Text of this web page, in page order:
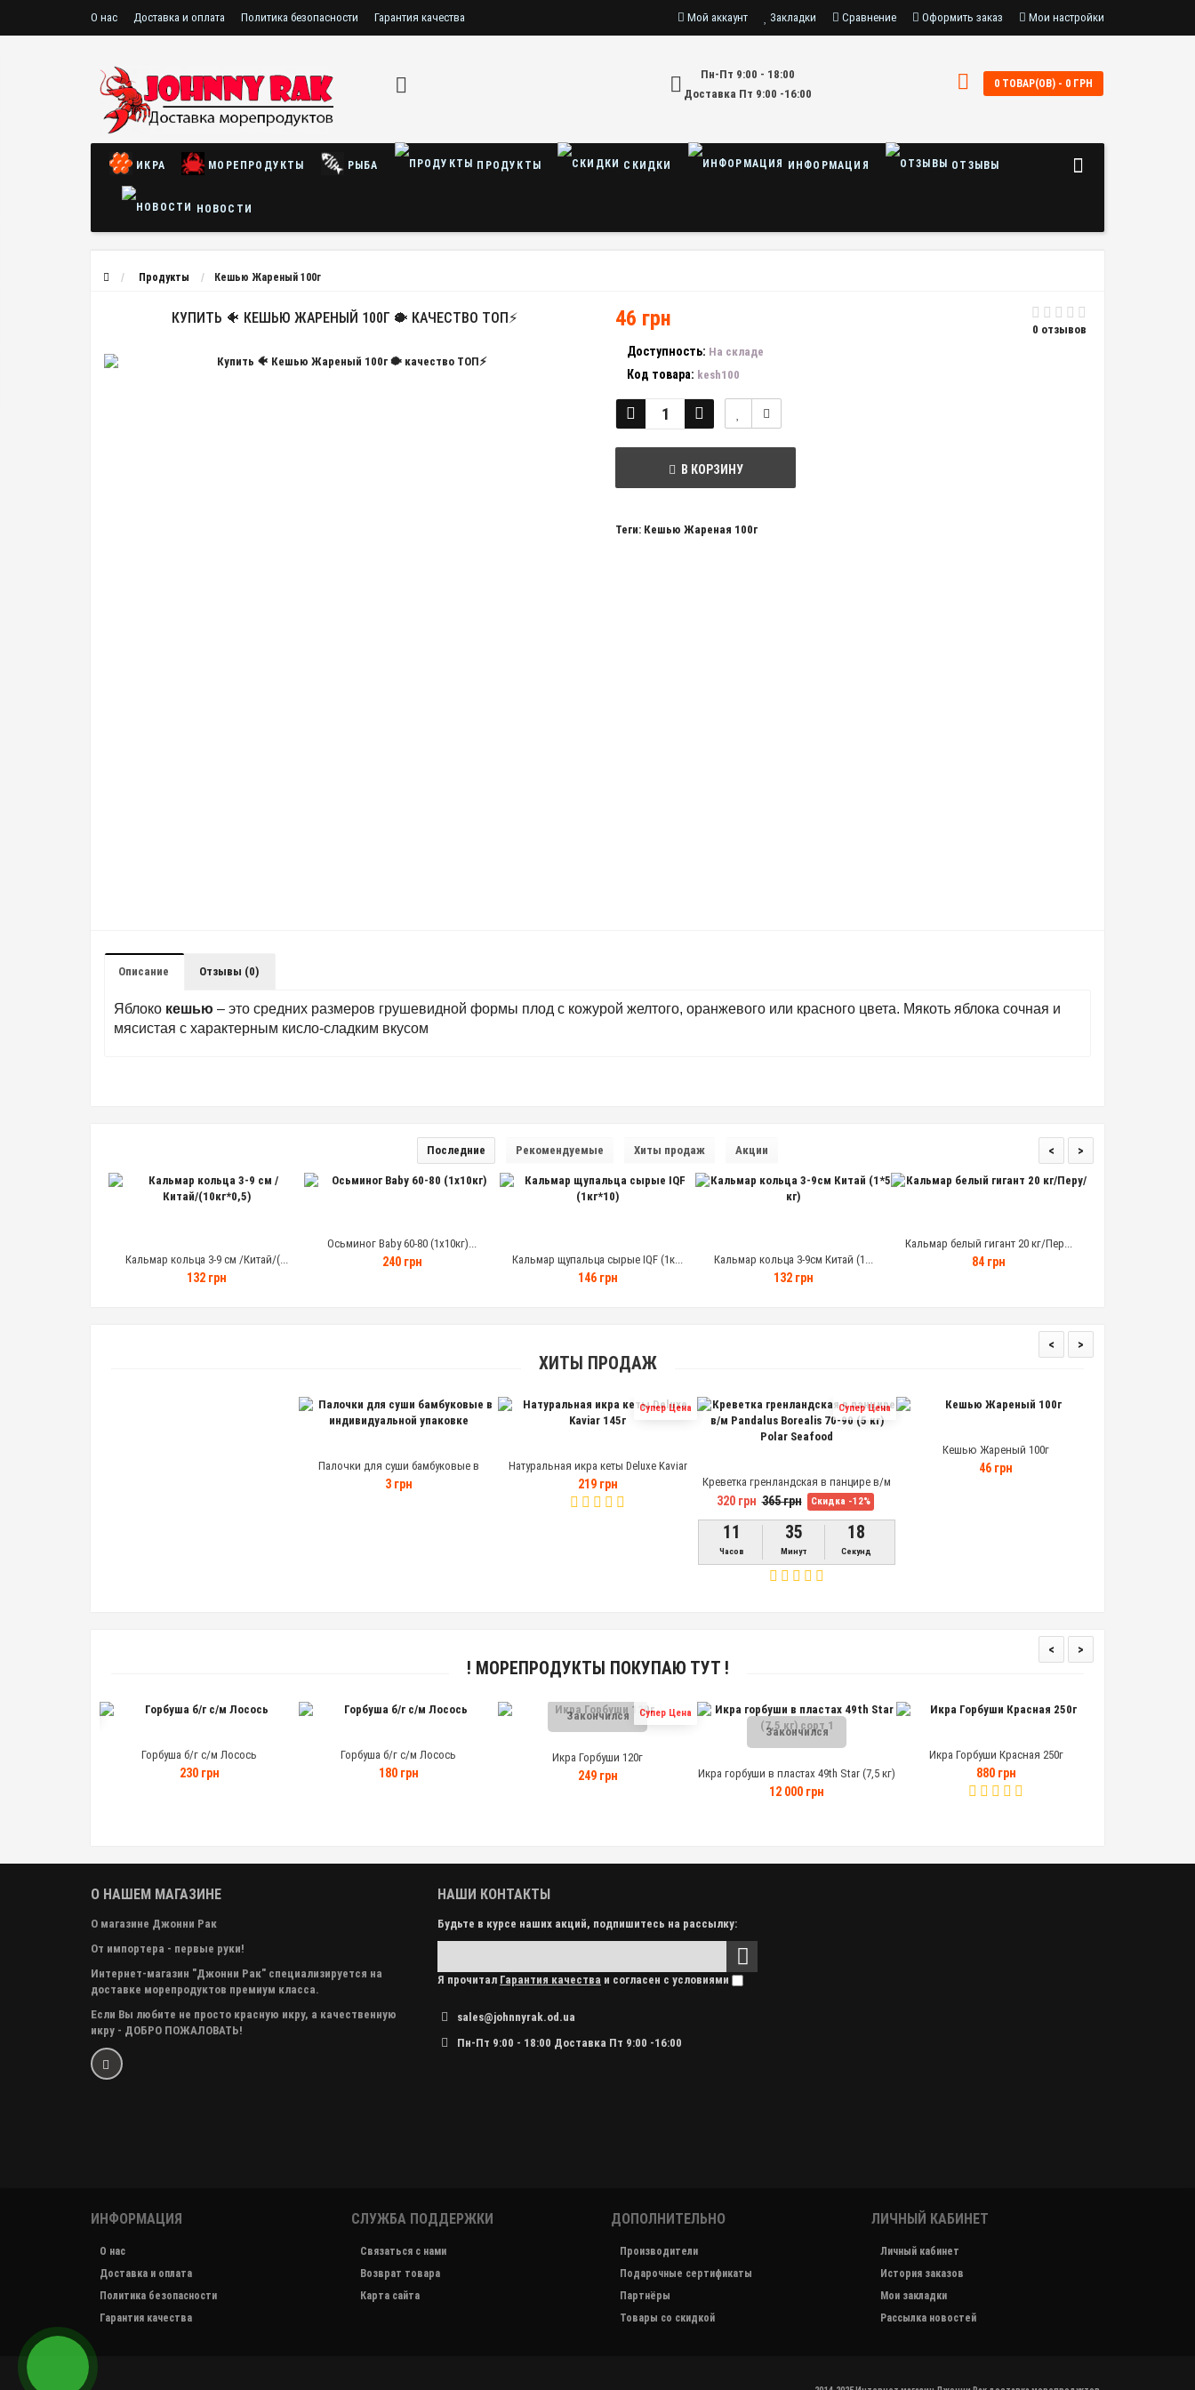
О нас Доставка и оплата Политика безопасности Гарантия качества Мой аккаунт Закладки Сравнение Оформить заказ Мои настройки
Пн-Пт 9:00 - 18:00
Доставка Пт 9:00 -16:00
0 ТОВАР(ОВ) - 0 ГРН
ИКРА МОРЕПРОДУКТЫ РЫБА ПРОДУКТЫ СКИДКИ ИНФОРМАЦИЯ ОТЗЫВЫ
НОВОСТИ
Продукты Кешью Жареный 100г
КУПИТЬ 🐠 КЕШЬЮ ЖАРЕНЫЙ 100Г 🐡 КАЧЕСТВО ТОП⚡
0 отзывов
46 грн
Доступность: На складе
Код товара: kesh100
В КОРЗИНУ
Теги: Кешью Жареная 100г
Описание Отзывы (0)
Яблоко кешью – это средних размеров грушевидной формы плод с кожурой желтого, оранжевого или красного цвета. Мякоть яблока сочная и
мясистая с характерным кисло-сладким вкусом
Последние Рекомендуемые Хиты продаж Акции
Кальмар кольца 3-9 см /Китай/(...
132 грн
Осьминог Baby 60-80 (1х10кг)...
240 грн Кальмар щупальца сырые IQF (1к...
146 грн
Кальмар кольца 3-9см Китай (1...
132 грн
Кальмар белый гигант 20 кг/Пер...
84 грн
< >
ХИТЫ ПРОДАЖ
Палочки для суши бамбуковые в
индивидуальной упаковке
3 грн
Супер Цена
Натуральная икра кеты Deluxe Kaviar
145г
219 грн
Супер Цена
Креветка гренландская в панцире в/м
Pandalus Borealis 70-90 (5 кг) Polar
Seafood
320 грн 365 грн Скидка -12%
11
Часов
35
Минут
18
Секунд
Кешью Жареный 100г
46 грн
< >
! МОРЕПРОДУКТЫ ПОКУПАЮ ТУТ !
Горбуша б/г с/м Лосось
230 грн
Горбуша б/г с/м Лосось
180 грн
Супер Цена
Закончился
Икра Горбуши 120г
249 грн
Закончился
Икра горбуши в пластах 49th Star (7,5 кг)
сорт 1
12 000 грн
Икра Горбуши Красная 250г
880 грн
< >
О НАШЕМ МАГАЗИНЕ
О магазине Джонни Рак
От импортера - первые руки!
Интернет-магазин "Джонни Рак" специализируется на
доставке морепродуктов премиум класса.
Если Вы любите не просто красную икру, а качественную
икру - ДОБРО ПОЖАЛОВАТЬ!
НАШИ КОНТАКТЫ
Будьте в курсе наших акций, подпишитесь на рассылку:
Я прочитал Гарантия качества и согласен с условиями
sales@johnnyrak.od.ua
Пн-Пт 9:00 - 18:00 Доставка Пт 9:00 -16:00
ИНФОРМАЦИЯ
О нас
Доставка и оплата
Политика безопасности
Гарантия качества
СЛУЖБА ПОДДЕРЖКИ
Связаться с нами
Возврат товара
Карта сайта
ДОПОЛНИТЕЛЬНО
Производители
Подарочные сертификаты
Партнёры
Товары со скидкой
ЛИЧНЫЙ КАБИНЕТ
Личный кабинет
История заказов
Мои закладки
Рассылка новостей